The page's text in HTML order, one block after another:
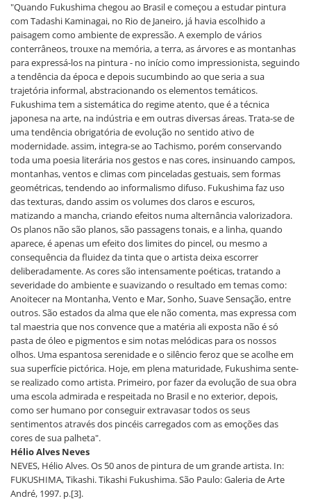
"Quando Fukushima chegou ao Brasil e começou a estudar pintura
com Tadashi Kaminagai, no Rio de Janeiro, já havia escolhido a
paisagem como ambiente de expressão. A exemplo de vários
conterrâneos, trouxe na memória, a terra, as árvores e as montanhas
para expressá-los na pintura - no início como impressionista, seguindo
a tendência da época e depois sucumbindo ao que seria a sua
trajetória informal, abstracionando os elementos temáticos.
Fukushima tem a sistemática do regime atento, que é a técnica
japonesa na arte, na indústria e em outras diversas áreas. Trata-se de
uma tendência obrigatória de evolução no sentido ativo de
modernidade. assim, integra-se ao Tachismo, porém conservando
toda uma poesia literária nos gestos e nas cores, insinuando campos,
montanhas, ventos e climas com pinceladas gestuais, sem formas
geométricas, tendendo ao informalismo difuso. Fukushima faz uso
das texturas, dando assim os volumes dos claros e escuros,
matizando a mancha, criando efeitos numa alternância valorizadora.
Os planos não são planos, são passagens tonais, e a linha, quando
aparece, é apenas um efeito dos limites do pincel, ou mesmo a
consequência da fluidez da tinta que o artista deixa escorrer
deliberadamente. As cores são intensamente poéticas, tratando a
severidade do ambiente e suavizando o resultado em temas como:
Anoitecer na Montanha, Vento e Mar, Sonho, Suave Sensação, entre
outros. São estados da alma que ele não comenta, mas expressa com
tal maestria que nos convence que a matéria ali exposta não é só
pasta de óleo e pigmentos e sim notas melódicas para os nossos
olhos. Uma espantosa serenidade e o silêncio feroz que se acolhe em
sua superfície pictórica. Hoje, em plena maturidade, Fukushima sente-
se realizado como artista. Primeiro, por fazer da evolução de sua obra
uma escola admirada e respeitada no Brasil e no exterior, depois,
como ser humano por conseguir extravasar todos os seus
sentimentos através dos pincéis carregados com as emoções das
cores de sua palheta".
Hélio Alves Neves
NEVES, Hélio Alves. Os 50 anos de pintura de um grande artista. In:
FUKUSHIMA, Tikashi. Tikashi Fukushima. São Paulo: Galeria de Arte
André, 1997. p.[3].